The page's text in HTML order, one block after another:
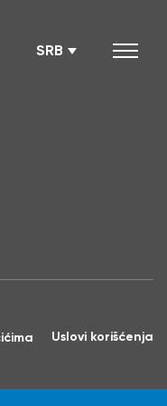
SRB
Uslovi korišćenja